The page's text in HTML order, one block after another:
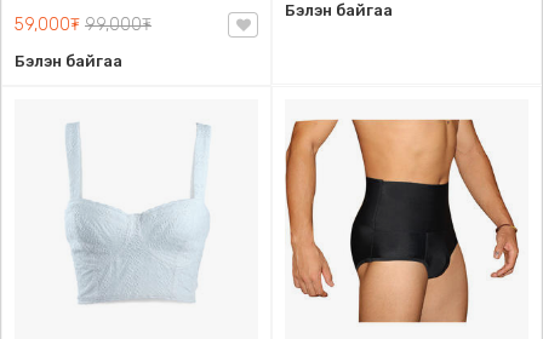
59,000₮ 99,000₮
Бэлэн байгаа
Бэлэн байгаа